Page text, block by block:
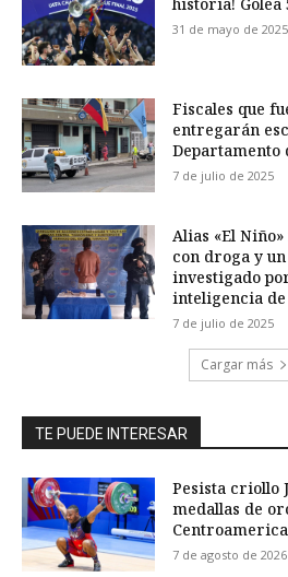
31 de mayo de 2025
Fiscales que
entregarán
Departamento
7 de julio de 2025
Alias «El
con droga y
investigado
inteligencia de
7 de julio de 2025
Cargar más
TE PUEDE INTERESAR
Pesista criollo
medallas de
7 de agosto de 2026